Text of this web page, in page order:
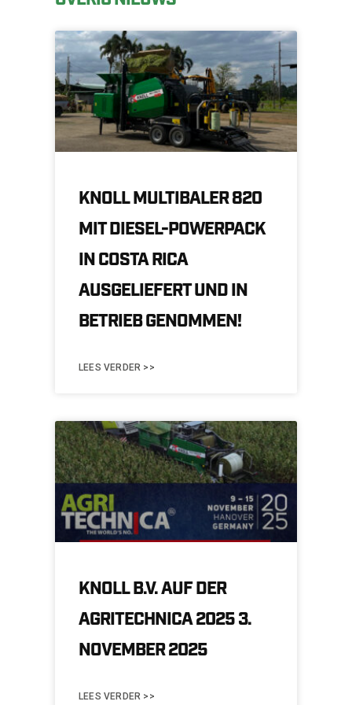
KNOLL MULTIBALER 820
MIT DIESEL-POWERPACK
IN COSTA RICA
AUSGELIEFERT UND IN
BETRIEB GENOMMEN!
LEES VERDER >>
KNOLL B.V. AUF DER
AGRITECHNICA 2025 3.
NOVEMBER 2025
LEES VERDER >>